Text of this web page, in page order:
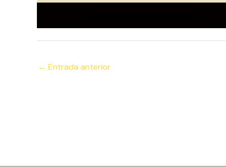
← Entrada anterior